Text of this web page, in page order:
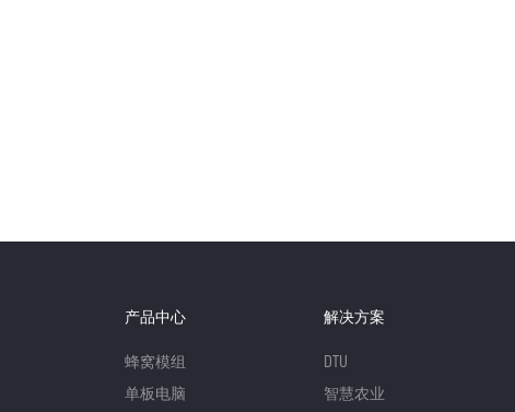
产品中心
蜂窝模组
单板电脑
解决方案
DTU
智慧农业